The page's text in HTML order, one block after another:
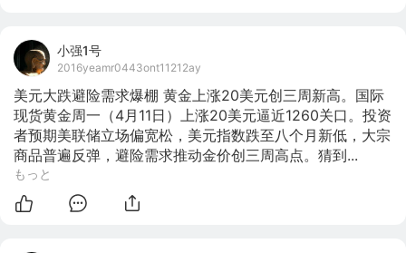
小强1号
2016yeamr0443ont11212ay
美元大跌避险需求爆棚 黄金上涨20美元创三周新高。国际
现货黄金周一（4月11日）上涨20美元逼近1260关口。投资
者预期美联储立场偏宽松，美元指数跌至八个月新低，大宗
商品普遍反弹，避险需求推动金价创三周高点。猜到...
もっと